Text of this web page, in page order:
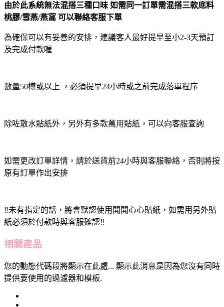
由於此系統無法混搭三種口味 如需同一訂單需混搭三款底料
桃膠/雪燕/燕窩 可以聯絡客服下單
為確保可以有妥善的安排，建議客人最好提早至小2-3天預訂
及完成付款喔
數量50樽或以上 ，必須提早24小時或之前完成落單程序
除咗散水貼紙外，另外有多款萬用貼紙，可以向客服查詢
如需更改訂單詳情，請於送貨前24小時與客服聯絡，否則將按
原有訂單作出安排
‼️未有指定的話，將會默認使用開開心心貼紙，如需用另外貼
紙必須於付款時與客服確認‼️
相關產品
您的動態代碼段將顯示在此處... 顯示此消息是因為您沒有同時
提供要使用的過濾器和模板.